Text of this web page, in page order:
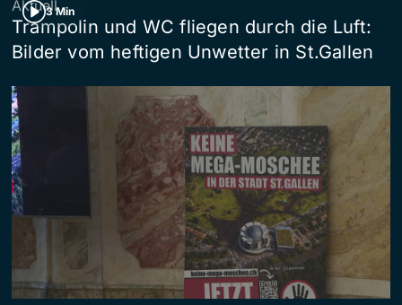
3 Min
Aktuell
Trampolin und WC fliegen durch die Luft:
Bilder vom heftigen Unwetter in St.Gallen